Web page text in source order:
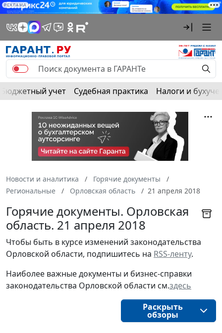
РЕКЛАМА
Бюджетный учет Судебная практика Налоги и
Новости и аналитика
Горячие документы
Региональные
Орловская область 21 апреля 2018
Горячие документы. Орловская
область. 21 апреля 2018
Чтобы быть в курсе изменений законодательства
Орловской области, подпишитесь на RSS-ленту.
Наиболее важные документы и бизнес-справки
законодательства Орловской области см.здесь
Раскрыть
обзоры